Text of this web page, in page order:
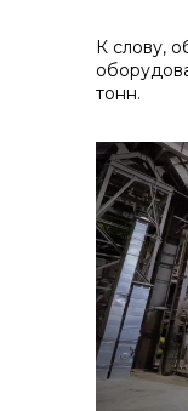
+7
К слову,
тонн.